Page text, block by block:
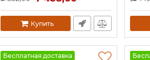
Купить
Бесплатная доставка